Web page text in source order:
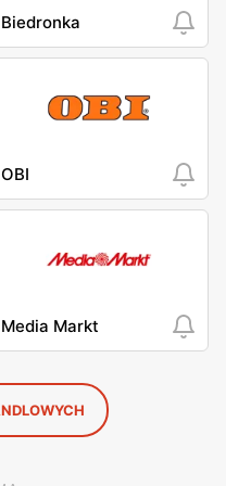
Biedronka
OBI
Media Markt